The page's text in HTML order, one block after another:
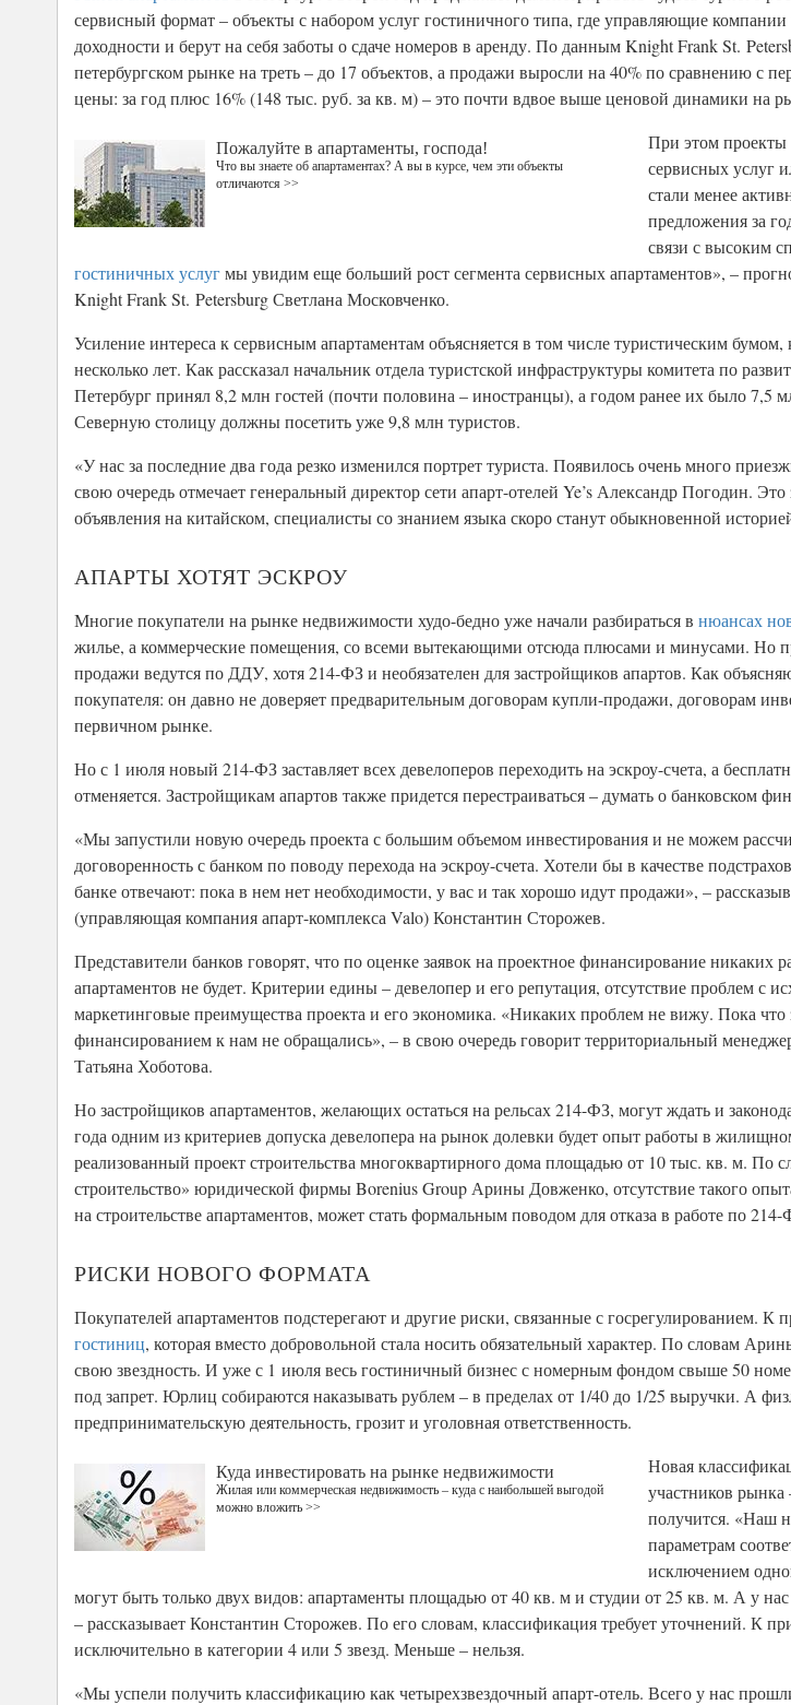
сервисный формат – объекты с набором услуг гостиничного типа, где управляющие
доходности и берут на себя заботы о сдаче номеров в аренду. По данным Knight Frank St.
петербургском рынке на треть – до 17 объектов, а продажи выросли на 40% по сравнению с
цены: за год плюс 16% (148 тыс. руб. за кв. м) – это почти вдвое выше ценовой динамики на
Пожалуйте в апартаменты, господа!
Что вы знаете об апартаментах? А вы в курсе, чем эти объекты
отличаются >>
При этом проекты
сервисных услуг
стали менее
предложения за
связи с высоким
гостиничных услугмы увидим еще больший рост сегмента сервисных апартаментов», –
Knight Frank St. Petersburg Светлана Московченко.
Усиление интереса к сервисным апартаментам объясняется в том числе туристическим
несколько лет. Как рассказал начальник отдела туристской инфраструктуры комитета по
Петербург принял 8,2 млн гостей (почти половина – иностранцы), а годом ранее их было 7,5
Северную столицу должны посетить уже 9,8 млн туристов.
«У нас за последние два года резко изменился портрет туриста. Появилось очень много
свою очередь отмечает генеральный директор сети апарт-отелей Ye’s Александр Погодин. Это
объявления на китайском, специалисты со знанием языка скоро станут обыкновенной
АПАРТЫ ХОТЯТ ЭСКРОУ
Многие покупатели на рынке недвижимости худо-бедно уже начали разбираться в нюансах
жилье, а коммерческие помещения, со всеми вытекающими отсюда плюсами и минусами. Но
продажи ведутся по ДДУ, хотя 214-ФЗ и необязателен для застройщиков апартов. Как
покупателя: он давно не доверяет предварительным договорам купли-продажи, договорам
первичном рынке.
Но с 1 июля новый 214-ФЗ заставляет всех девелоперов переходить на эскроу-счета, а
отменяется. Застройщикам апартов также придется перестраиваться – думать о банковском
«Мы запустили новую очередь проекта с большим объемом инвестирования и не можем
договоренность с банком по поводу перехода на эскроу-счета. Хотели бы в качестве
банке отвечают: пока в нем нет необходимости, у вас и так хорошо идут продажи», –
(управляющая компания апарт-комплекса Valo) Константин Сторожев.
Представители банков говорят, что по оценке заявок на проектное финансирование
апартаментов не будет. Критерии едины – девелопер и его репутация, отсутствие проблем с
маркетинговые преимущества проекта и его экономика. «Никаких проблем не вижу. Пока
финансированием к нам не обращались», – в свою очередь говорит территориальный
Татьяна Хоботова.
Но застройщиков апартаментов, желающих остаться на рельсах 214-ФЗ, могут ждать и
года одним из критериев допуска девелопера на рынок долевки будет опыт работы в
реализованный проект строительства многоквартирного дома площадью от 10 тыс. кв. м. По
строительство» юридической фирмы Borenius Group Арины Довженко, отсутствие такого
на строительстве апартаментов, может стать формальным поводом для отказа в работе по 214-
РИСКИ НОВОГО ФОРМАТА
Покупателей апартаментов подстерегают и другие риски, связанные с госрегулированием. К
гостиниц, которая вместо добровольной стала носить обязательный характер. По словам
свою звездность. И уже с 1 июля весь гостиничный бизнес с номерным фондом свыше 50
под запрет. Юрлиц собираются наказывать рублем – в пределах от 1/40 до 1/25 выручки. А
предпринимательскую деятельность, грозит и уголовная ответственность.
Куда инвестировать на рынке недвижимости
Жилая или коммерческая недвижимость – куда с наибольшей выгодой
можно вложить >>
Новая
участников рынка
получится. «Наш
параметрам
исключением
могут быть только двух видов: апартаменты площадью от 40 кв. м и студии от 25 кв. м. А у
– рассказывает Константин Сторожев. По его словам, классификация требует уточнений. К
исключительно в категории 4 или 5 звезд. Меньше – нельзя.
«Мы успели получить классификацию как четырехзвездочный апарт-отель. Всего у нас